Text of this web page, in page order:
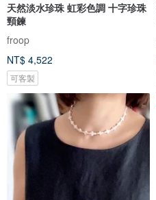
天然淡水珍珠 虹彩色調 十字珍珠
頸鍊
froop
NT$ 4,522
可客製